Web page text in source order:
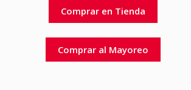
Comprar en Tienda
Comprar al Mayoreo